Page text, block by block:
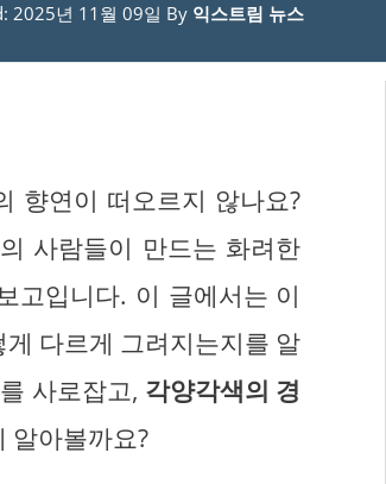
2025년 11월 09일 By 익스트림 뉴스
향연이 떠오르지 않나요?
사람들이 만드는 화려한
고입니다. 이 글에서는 이
다르게 그려지는지를 알
사로잡고, 각양각색의 경
알아볼까요?